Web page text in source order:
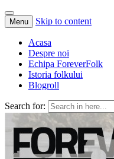
Menu Skip to content
Acasa
Despre noi
Echipa ForeverFolk
Istoria folkului
Blogroll
Search for:
ForeverFolk
Muzica sufletului tau